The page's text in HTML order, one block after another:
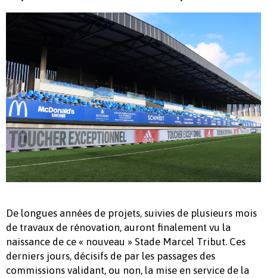
De longues années de projets, suivies de plusieurs mois
de travaux de rénovation, auront finalement vu la
naissance de ce « nouveau » Stade Marcel Tribut. Ces
derniers jours, décisifs de par les passages des
commissions validant, ou non, la mise en service de la